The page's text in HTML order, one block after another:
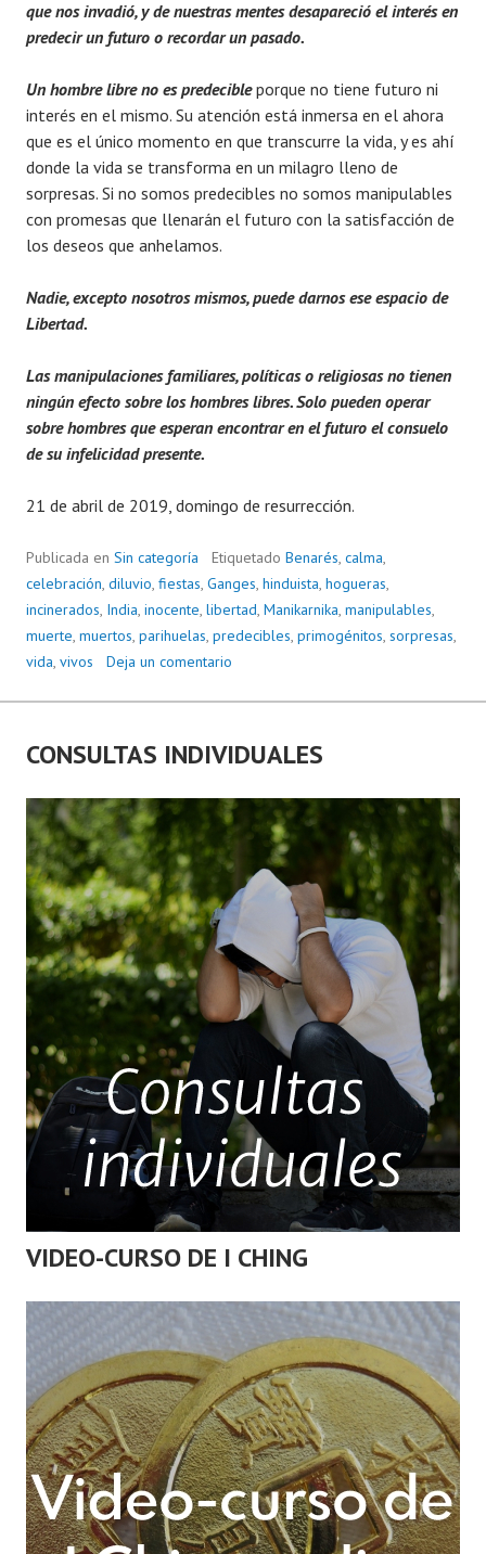
que nos invadió, y de nuestras mentes desapareció el interés en
predecir un futuro o recordar un pasado.
Un hombre libre no es predecibleporque no tiene futuro ni
interés en el mismo. Su atención está inmersa en el ahora
que es el único momento en que transcurre la vida, y es ahí
donde la vida se transforma en un milagro lleno de
sorpresas. Si no somos predecibles no somos manipulables
con promesas que llenarán el futuro con la satisfacción de
los deseos que anhelamos.
Nadie, excepto nosotros mismos, puede darnos ese espacio de
Libertad.
Las manipulaciones familiares, políticas o religiosas no tienen
ningún efecto sobre los hombres libres. Solo pueden operar
sobre hombres que esperan encontrar en el futuro el consuelo
de su infelicidad presente.
21 de abril de 2019, domingo de resurrección.
Publicada en Sin categoría Etiquetado Benarés, calma,
celebración, diluvio, fiestas, Ganges, hinduista, hogueras,
incinerados, India, inocente, libertad, Manikarnika, manipulables,
muerte, muertos, parihuelas, predecibles, primogénitos, sorpresas,
vida, vivos Deja un comentario
CONSULTAS INDIVIDUALES
VIDEO-CURSO DE I CHING